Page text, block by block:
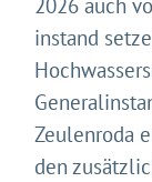
instand
Zeulenroda
den
Gleich
Mit Ihrer